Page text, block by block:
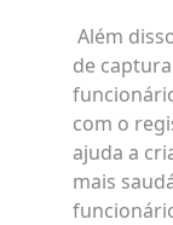
Além
de
com o
ajuda a
mais